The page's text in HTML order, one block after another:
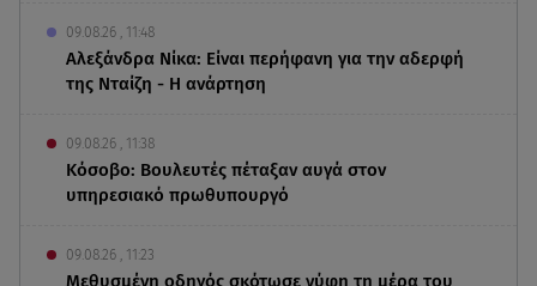
09.08.26 , 11:48
Αλεξάνδρα Νίκα: Είναι περήφανη για την αδερφή
της Νταίζη - Η ανάρτηση
09.08.26 , 11:38
Κόσοβο: Βουλευτές πέταξαν αυγά στον
υπηρεσιακό πρωθυπουργό
09.08.26 , 11:23
Μεθυσμένη οδηγός σκότωσε νύφη τη μέρα του